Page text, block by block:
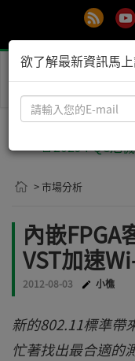
🚨2029 PQC危
> 市場分析
內嵌
VST加速
2012-08-03 小樵
新的802.11標準帶
忙著找出最合適的
欲了解最新資訊馬
請
輸
您
的
E-